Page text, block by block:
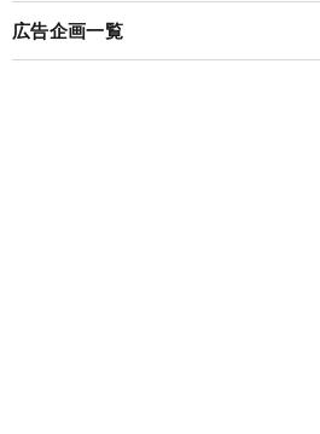
広告企画一覧